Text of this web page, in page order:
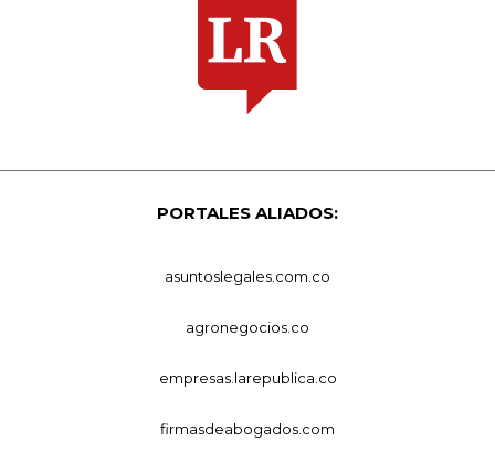
PORTALES ALIADOS:
asuntoslegales.com.co
agronegocios.co
empresas.larepublica.co
firmasdeabogados.com